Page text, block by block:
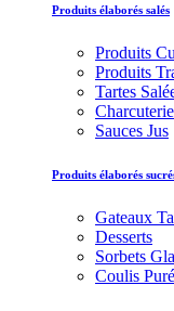
Produits élaborés salés
Produits
Produits
Tartes
Charcuterie
Sauces Jus
Produits élaborés
Gateaux
Desserts
Sorbets
Coulis